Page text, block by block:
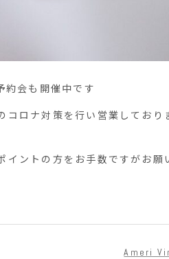
約会も開催中です
ロナ対策を行い営業しており
ントの方をお手数ですがお願
Ameri